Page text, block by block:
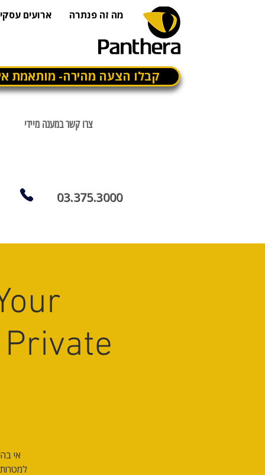
מה זה פנתרה ארועים
קבלו הצעה מהירה- מותאמת
צרו קשר במענה מיידי
03.375.3000
אי